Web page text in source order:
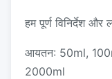
हम पूर्ण विनिर्देश
आयतन: 50ml,
2000ml